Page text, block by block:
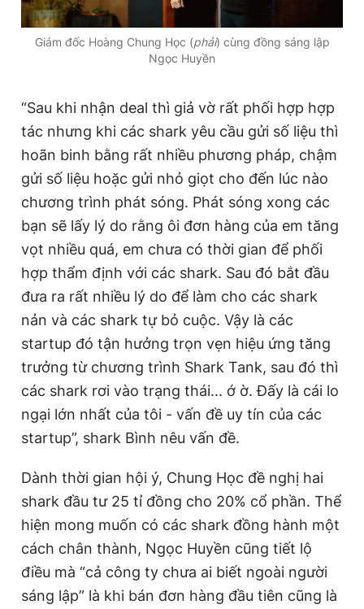
Giám đốc Hoàng Chung Học (phải) cùng đồng sáng lập
Ngọc Huyền
“Sau khi nhận deal thì giả vờ rất phối hợp hợp
tác nhưng khi các shark yêu cầu gửi số liệu thì
hoãn binh bằng rất nhiều phương pháp, chậm
gửi số liệu hoặc gửi nhỏ giọt cho đến lúc nào
chương trình phát sóng. Phát sóng xong các
bạn sẽ lấy lý do rằng ôi đơn hàng của em tăng
vọt nhiều quá, em chưa có thời gian để phối
hợp thẩm định với các shark. Sau đó bắt đầu
đưa ra rất nhiều lý do để làm cho các shark
nản và các shark tự bỏ cuộc. Vậy là các
startup đó tận hưởng trọn vẹn hiệu ứng tăng
trưởng từ chương trình Shark Tank, sau đó thì
các shark rơi vào trạng thái... ớ ờ. Đấy là cái lo
ngại lớn nhất của tôi - vấn đề uy tín của các
startup”, shark Bình nêu vấn đề.
Dành thời gian hội ý, Chung Học đề nghị hai
shark đầu tư 25 tỉ đồng cho 20% cổ phần. Thể
hiện mong muốn có các shark đồng hành một
cách chân thành, Ngọc Huyền cũng tiết lộ
điều mà “cả công ty chưa ai biết ngoài người
sáng lập” là khi bán đơn hàng đầu tiên cũng là